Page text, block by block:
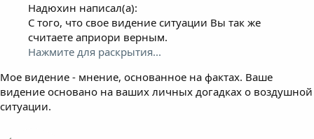
Надюхин написал(а):
С того, что свое видение ситуации Вы так же
считаете априори верным.
Нажмите для раскрытия...
Мое видение - мнение, основанное на фактах. Ваше
видение основано на ваших личных догадках о воздушной
ситуации.